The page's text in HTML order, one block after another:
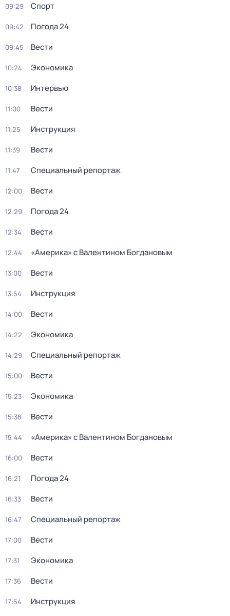
09:29 Спорт
09:42 Погода 24
09:45 Вести
10:24 Экономика
10:38 Интервью
11:00 Вести
11:25 Инструкция
11:39 Вести
11:47 Специальный репортаж
12:00 Вести
12:29 Погода 24
12:34 Вести
12:44 «Америка» с Валентином Богдановым
13:00 Вести
13:54 Инструкция
14:00 Вести
14:22 Экономика
14:29 Специальный репортаж
15:00 Вести
15:23 Экономика
15:38 Вести
15:44 «Америка» с Валентином Богдановым
16:00 Вести
16:21 Погода 24
16:33 Вести
16:47 Специальный репортаж
17:00 Вести
17:31 Экономика
17:36 Вести
17:54 Инструкция